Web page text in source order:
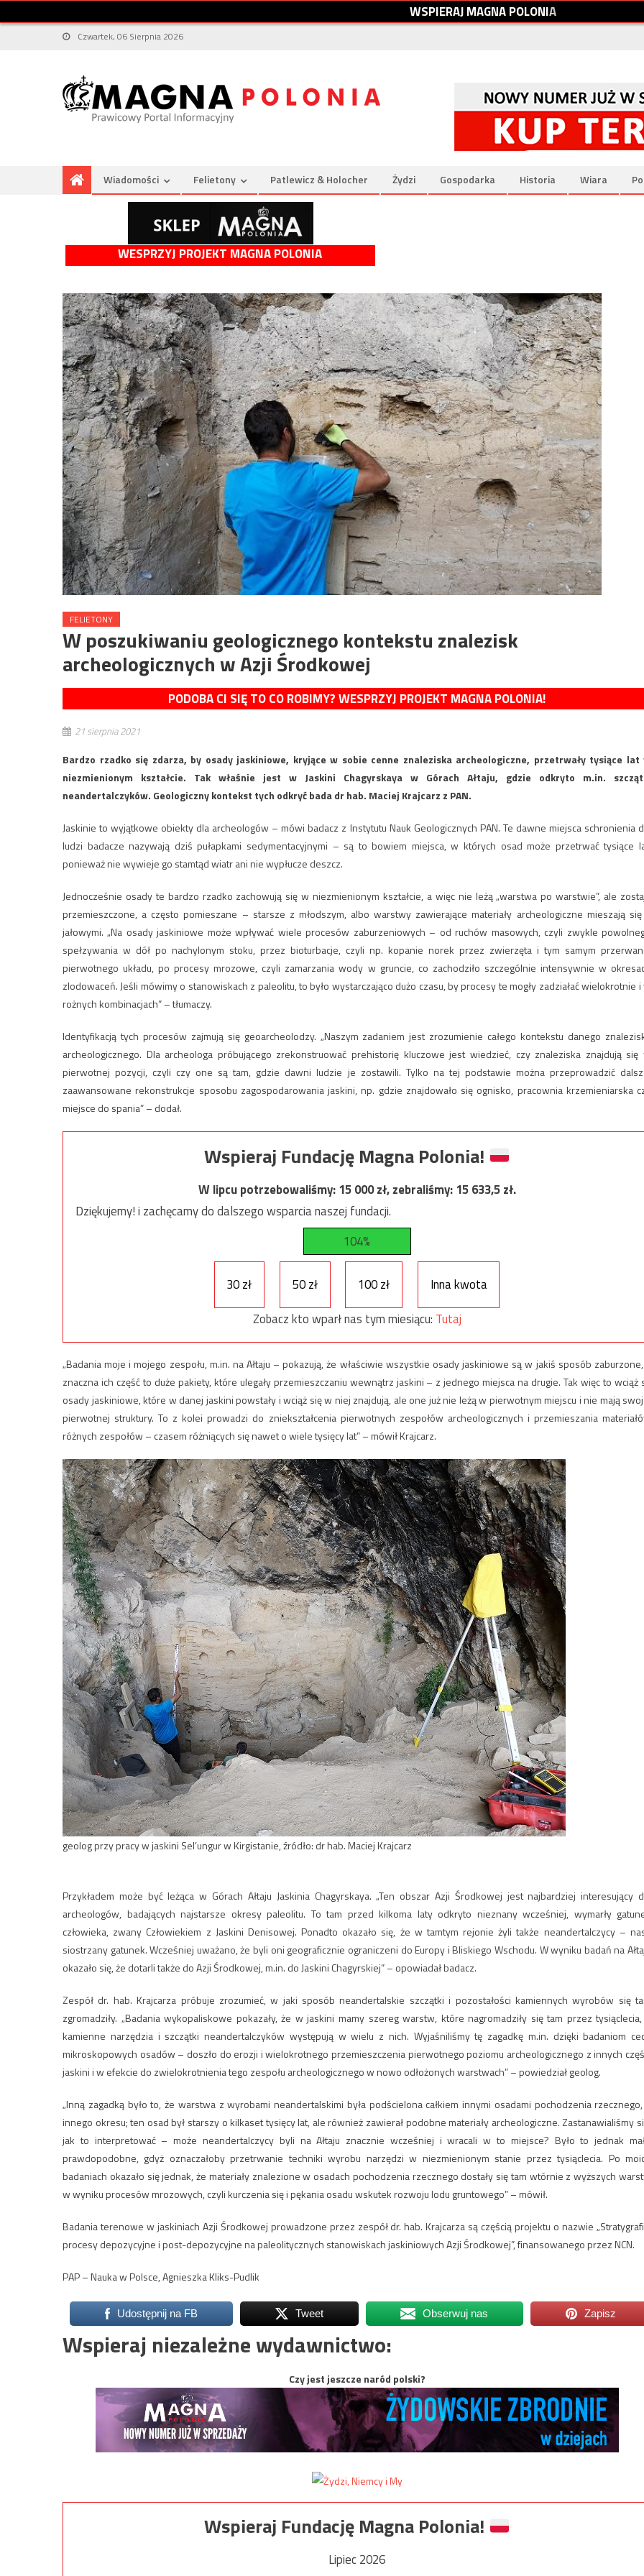
WSPIERAJMAGNAPOLONIA
Czwartek, 06 Sierpnia 2026
Wiadomości Felietony Patlewicz & Holocher Żydzi Gospodarka Historia Wiara
WESPRZYJ PROJEKT MAGNA POLONIA
FELIETONY
W poszukiwaniu geologicznego kontekstu znalezisk
archeologicznych w Azji Środkowej
PODOBA CI SIĘ TO CO ROBIMY? WESPRZYJ PROJEKT MAGNA POLONIA!
21 sierpnia 2021
Bardzo rzadko się zdarza, by osady jaskiniowe, kryjące w sobie cenne znaleziska archeologiczne, przetrwały tysiące lat
niezmienionym kształcie. Tak właśnie jest w Jaskini Chagyrskaya w Górach Ałtaju, gdzie odkryto m.in.
neandertalczyków. Geologiczny kontekst tych odkryć bada dr hab. Maciej Krajcarz z PAN.
Jaskinie to wyjątkowe obiekty dla archeologów – mówi badacz z Instytutu Nauk Geologicznych PAN. Te dawne miejsca schronienia
ludzi badacze nazywają dziś pułapkami sedymentacyjnymi – są to bowiem miejsca, w których osad może przetrwać tysiące
ponieważ nie wywieje go stamtąd wiatr ani nie wypłucze deszcz.
Jednocześnie osady te bardzo rzadko zachowują się w niezmienionym kształcie, a więc nie leżą „warstwa po warstwie”, ale
przemieszczone, a często pomieszane – starsze z młodszym, albo warstwy zawierające materiały archeologiczne mieszają
jałowymi. „Na osady jaskiniowe może wpływać wiele procesów zaburzeniowych – od ruchów masowych, czyli zwykle
spełzywania w dół po nachylonym stoku, przez bioturbacje, czyli np. kopanie norek przez zwierzęta i tym samym
pierwotnego układu, po procesy mrozowe, czyli zamarzania wody w gruncie, co zachodziło szczególnie intensywnie w
zlodowaceń. Jeśli mówimy o stanowiskach z paleolitu, to było wystarczająco dużo czasu, by procesy te mogły zadziałać wielokrotnie i
rożnych kombinacjach” – tłumaczy.
Identyfikacją tych procesów zajmują się geoarcheolodzy. „Naszym zadaniem jest zrozumienie całego kontekstu danego
archeologicznego. Dla archeologa próbującego zrekonstruować prehistorię kluczowe jest wiedzieć, czy znaleziska znajdują się
pierwotnej pozycji, czyli czy one są tam, gdzie dawni ludzie je zostawili. Tylko na tej podstawie można przeprowadzić
zaawansowane rekonstrukcje sposobu zagospodarowania jaskini, np. gdzie znajdowało się ognisko, pracownia krzemieniarska
miejsce do spania” – dodał.
Wspieraj Fundację Magna Polonia!
W lipcu potrzebowaliśmy:15 000zł, zebraliśmy:15 633,5zł.
Dziękujemy! i zachęcamy do dalszego wsparcia naszej fundacji.
104%
30 zł 50 zł 100 zł
Inna kwota
Zobacz kto wparł nas tym miesiącu: Tutaj
„Badania moje i mojego zespołu, m.in. na Ałtaju – pokazują, że właściwie wszystkie osady jaskiniowe są w jakiś sposób
znaczna ich część to duże pakiety, które ulegały przemieszczaniu wewnątrz jaskini – z jednego miejsca na drugie. Tak więc to wciąż
osady jaskiniowe, które w danej jaskini powstały i wciąż się w niej znajdują, ale one już nie leżą w pierwotnym miejscu i nie mają
pierwotnej struktury. To z kolei prowadzi do zniekształcenia pierwotnych zespołów archeologicznych i przemieszania
różnych zespołów – czasem różniących się nawet o wiele tysięcy lat” – mówił Krajcarz.
geolog przy pracy w jaskini Sel’ungur w Kirgistanie, źródło: dr hab. Maciej Krajcarz
Przykładem może być leżąca w Górach Ałtaju Jaskinia Chagyrskaya. „Ten obszar Azji Środkowej jest najbardziej interesujący
archeologów, badających najstarsze okresy paleolitu. To tam przed kilkoma laty odkryto nieznany wcześniej, wymarły
człowieka, zwany Człowiekiem z Jaskini Denisowej. Ponadto okazało się, że w tamtym rejonie żyli także neandertalczycy –
siostrzany gatunek. Wcześniej uważano, że byli oni geograficznie ograniczeni do Europy i Bliskiego Wschodu. W wyniku badań na
okazało się, że dotarli także do Azji Środkowej, m.in. do Jaskini Chagyrskiej” – opowiadał badacz.
Zespół dr. hab. Krajcarza próbuje zrozumieć, w jaki sposób neandertalskie szczątki i pozostałości kamiennych wyrobów się
zgromadziły. „Badania wykopaliskowe pokazały, że w jaskini mamy szereg warstw, które nagromadziły się tam przez
kamienne narzędzia i szczątki neandertalczyków występują w wielu z nich. Wyjaśniliśmy tę zagadkę m.in. dzięki badaniom
mikroskopowych osadów – doszło do erozji i wielokrotnego przemieszczenia pierwotnego poziomu archeologicznego z innych
jaskini i w efekcie do zwielokrotnienia tego zespołu archeologicznego w nowo odłożonych warstwach” – powiedział geolog.
„Inną zagadką było to, że warstwa z wyrobami neandertalskimi była podścielona całkiem innymi osadami pochodzenia
innego okresu; ten osad był starszy o kilkaset tysięcy lat, ale również zawierał podobne materiały archeologiczne. Zastanawialiśmy
jak to interpretować – może neandertalczycy byli na Ałtaju znacznie wcześniej i wracali w to miejsce? Było to jednak
prawdopodobne, gdyż oznaczałoby przetrwanie techniki wyrobu narzędzi w niezmienionym stanie przez tysiąclecia. Po
badaniach okazało się jednak, że materiały znalezione w osadach pochodzenia rzecznego dostały się tam wtórnie z wyższych
w wyniku procesów mrozowych, czyli kurczenia się i pękania osadu wskutek rozwoju lodu gruntowego” – mówił.
Badania terenowe w jaskiniach Azji Środkowej prowadzone przez zespół dr. hab. Krajcarza są częścią projektu o nazwie
procesy depozycyjne i post-depozycyjne na paleolitycznych stanowiskach jaskiniowych Azji Środkowej”, finansowanego przez NCN.
PAP – Nauka w Polsce, Agnieszka Kliks-Pudlik
Udostępnij na FB Tweet Obserwuj nas Zapisz
Wspieraj niezależne wydawnictwo:
Czy jest jeszcze naród polski?
Wspieraj Fundację Magna Polonia!
Lipiec 2026